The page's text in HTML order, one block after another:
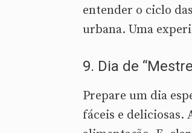
entender o ciclo
urbana. Uma
9. Dia de
Prepare um dia
fáceis e deliciosas.